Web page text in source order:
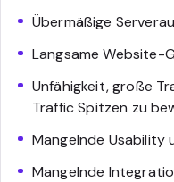
Übermäßige
Langsame Website-
Unfähigkeit, große
Traffic Spitzen zu
Mangelnde Usability
Mangelnde